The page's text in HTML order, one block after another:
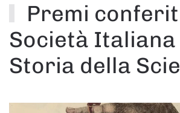
Premi
Società Italiana
Storia della